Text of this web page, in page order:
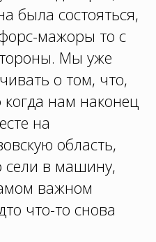
была состояться,
мажоры то с
Мы уже
о том, что,
когда нам наконец
на
область,
сели в машину,
важном
что-то снова